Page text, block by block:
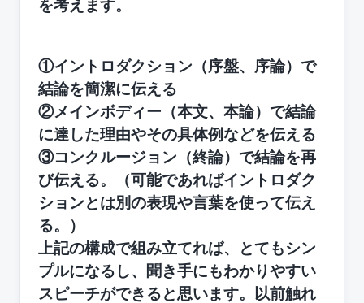
を考えます。
①イントロダクション（序盤、序論）で
結論を簡潔に伝える
②メインボディー（本文、本論）で結論
に達した理由やその具体例などを伝える
③コンクルージョン（終論）で結論を再
び伝える。（可能であればイントロダク
ションとは別の表現や言葉を使って伝え
る。）
上記の構成で組み立てれば、とてもシン
プルになるし、聞き手にもわかりやすい
スピーチができると思います。以前触れ